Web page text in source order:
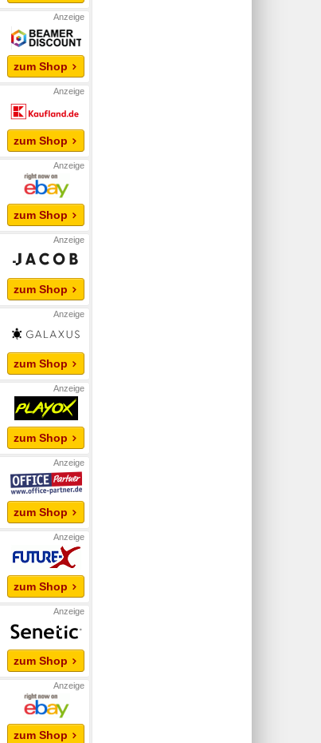
zum Shop
zum Shop
zum Shop
zum Shop
zum Shop
zum Shop
zum Shop
zum Shop
zum Shop
zum Shop